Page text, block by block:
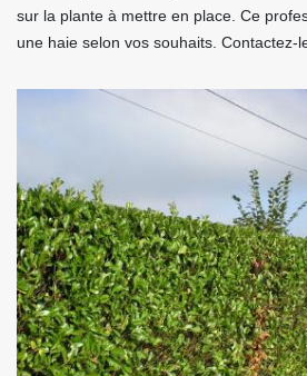
sur la plante à mettre en place. Ce
une haie selon vos souhaits. Contactez-